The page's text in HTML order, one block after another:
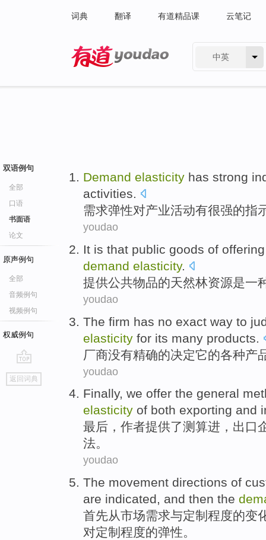
词典 翻译 有道精品课 云笔记
中英
双语例句
全部
口语
书面语
论文
原声例句
全部
音频例句
视频例句
权威例句
go
top
返回词典
Demand elasticity has strong
activities.
需求弹性对产业活动有很强的指
youdao
It is that public goods of offering
demand elasticity.
提供公共物品的天然林资源是一
youdao
The firm has no exact way to
elasticity for its many products
厂商没有精确的决定它的各种产
youdao
Finally, we offer the general
elasticity of both exporting and
最后 ， 作者提供了测算进，出口
法。
youdao
The movement directions of
are indicated, and then the
首先从市场需求与定制 程度的变
对定制程度的弹性。